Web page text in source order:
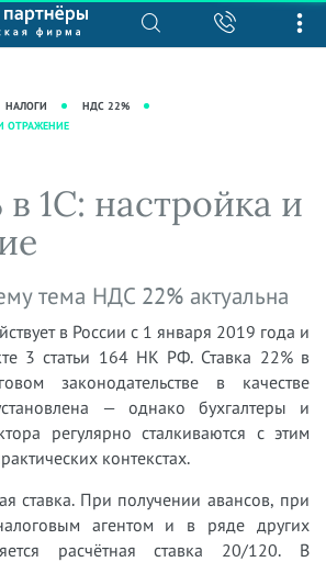
дел
НАЛОГИ
НДС 22%
ОТРАЖЕНИЕ
1С: настройка и
тема НДС 22% актуальна
в России с 1 января 2019 года и
3 статьи 164 НК РФ. Ставка 22% в
законодательстве в качестве
— однако бухгалтеры и
регулярно сталкиваются с этим
контекстах.
ставка. При получении авансов, при
агентом и в ряде других
расчётная ставка 20/120. В